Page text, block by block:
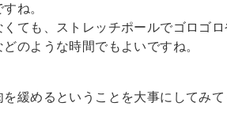
ね。
くても、ストレッチポールでゴロゴ
のような時間でもよいですね。
を緩めるということを大事にしてみて